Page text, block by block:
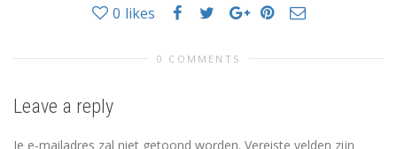
0 likes
0 COMMENTS
Leave a reply
Je e-mailadres zal niet getoond worden. Vereiste velden zijn